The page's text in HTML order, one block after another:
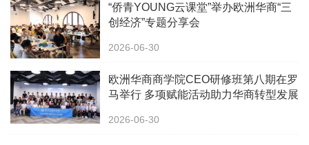
“侨青YOUNG云课堂”举办欧洲华商“三
创经济”专题分享会
2026-06-30
欧洲华商商学院CEO研修班第八期在罗
马举行 多项赋能活动助力华商转型发展
2026-06-30